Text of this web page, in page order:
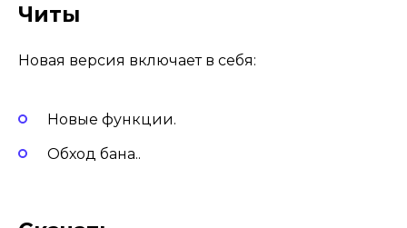
Читы
Новая версия включает в себя:
Новые функции.
Обход бана..